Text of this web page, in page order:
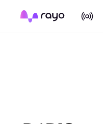
On Air